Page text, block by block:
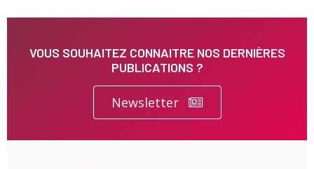
VOUS SOUHAITEZ CONNAITRE NOS DERNIÈRES
PUBLICATIONS ?
Newsletter